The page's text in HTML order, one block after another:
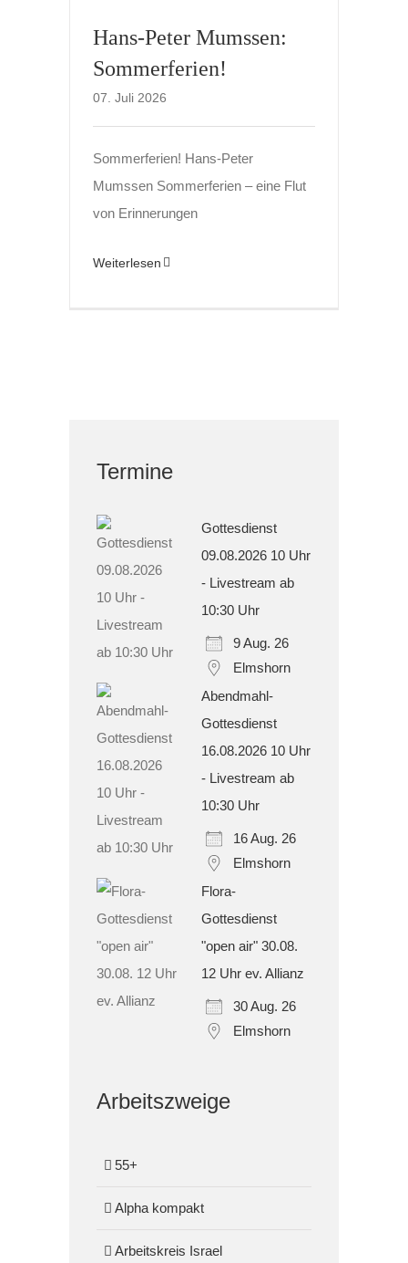
Hans-Peter Mumssen:
Sommerferien!
07. Juli 2026
Sommerferien! Hans-Peter
Mumssen Sommerferien – eine Flut
von Erinnerungen
Weiterlesen
Termine
Gottesdienst
09.08.2026 10 Uhr
- Livestream ab
10:30 Uhr
9 Aug. 26
Elmshorn
Abendmahl-
Gottesdienst
16.08.2026 10 Uhr
- Livestream ab
10:30 Uhr
16 Aug. 26
Elmshorn
Flora-
Gottesdienst
"open air" 30.08.
12 Uhr ev. Allianz
30 Aug. 26
Elmshorn
Arbeitszweige
55+
Alpha kompakt
Arbeitskreis Israel